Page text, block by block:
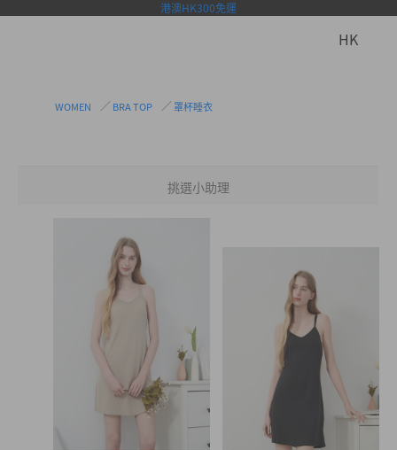
港澳HK300免運
HK
WOMEN BRA TOP 罩杯睡衣
挑選小助理